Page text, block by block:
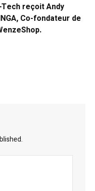
Tech reçoit Andy
Co-fondateur de